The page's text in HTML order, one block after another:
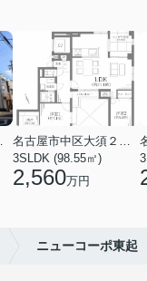
3SLDK (98.55㎡)
2,560万円
ニューコーポ東起